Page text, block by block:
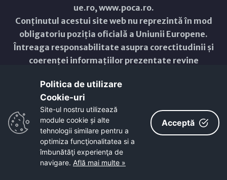
ue.ro,www.poca.ro.
Conținutul acestui site web nu reprezintă în mod
obligatoriu poziția oficială a Uniunii Europene.
Întreaga responsabilitate asupra corectitudinii și
coerenței informațiilor prezentate revine
Copyright © 2021 - 2026 -
ResponsiveVoice
Non-Commercial License
Politica de utilizare
Cookie-uri‎
Site-ul nostru utilizează
module cookie și alte
tehnologii similare pentru a
optimiza funcţionalitatea si a
îmbunătăţi experienţa de
navigare. Află mai multe »
Acceptă